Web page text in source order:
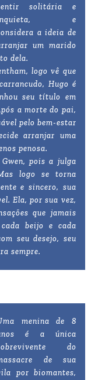
solitária e
e
a ideia de
um marido
dela.
logo vê que
Hugo é
seu título em
a morte do pai,
pelo bem-estar
arranjar uma
penosa.
pois a julga
logo se torna
e sincero, sua
Ela, por sua vez,
que jamais
beijo e cada
seu desejo, seu
sempre.
menina de 8
é a única
do
de sua
por biomantes,